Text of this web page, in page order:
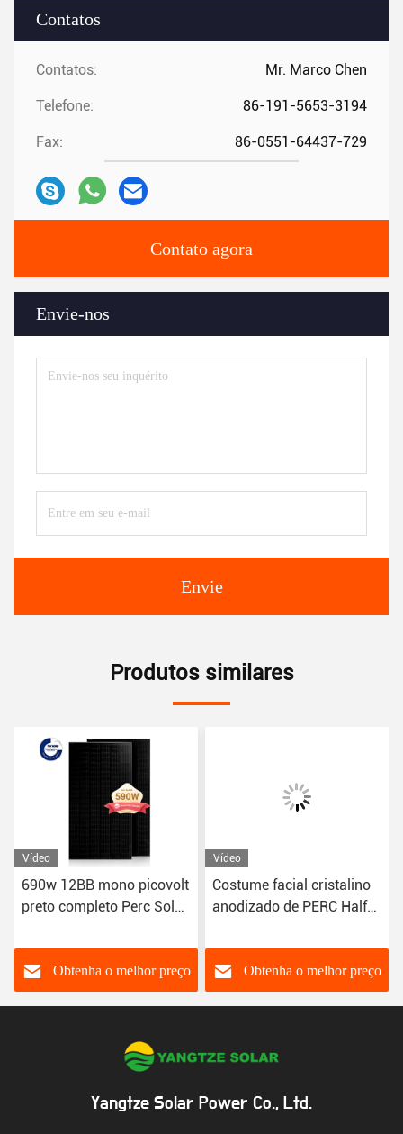
Contatos
Contatos: Mr. Marco Chen
Telefone: 86-191-5653-3194
Fax: 86-0551-64437-729
Contato agora
Envie-nos
Envie
Produtos similares
Vídeo
690w 12BB mono picovolt
preto completo Perc Solar
MC4
Obtenha o melhor preço
Vídeo
Costume facial cristalino
anodizado de PERC Half
de liga de alumínio mono
Obtenha o melhor preço
Yangtze Solar Power Co., Ltd.